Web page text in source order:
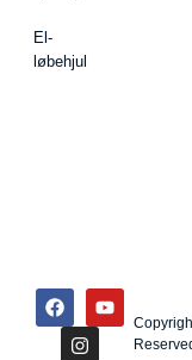
El-
løbehjul